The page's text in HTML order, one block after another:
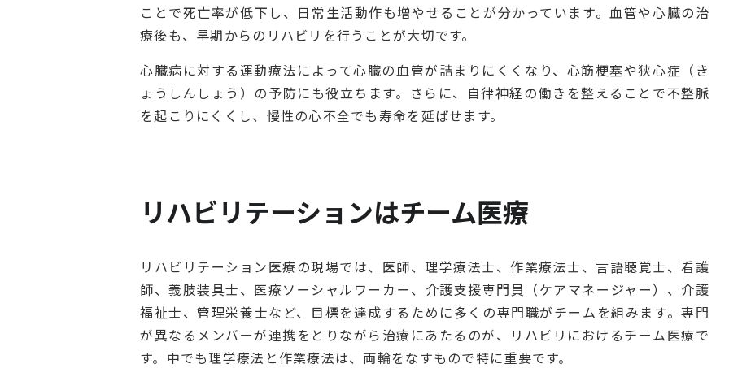
ことで死亡率が低下し、日常生活動作も増やせることが分かっています。血管や心臓の治
療後も、早期からのリハビリを行うことが大切です。
心臓病に対する運動療法によって心臓の血管が詰まりにくくなり、心筋梗塞や狭心症（き
ょうしんしょう）の予防にも役立ちます。さらに、自律神経の働きを整えることで不整脈
を起こりにくくし、慢性の心不全でも寿命を延ばせます。
リハビリテーションはチーム医療
リハビリテーション医療の現場では、医師、理学療法士、作業療法士、言語聴覚士、看護
師、義肢装具士、医療ソーシャルワーカー、介護支援専門員（ケアマネージャー）、介護
福祉士、管理栄養士など、目標を達成するために多くの専門職がチームを組みます。専門
が異なるメンバーが連携をとりながら治療にあたるのが、リハビリにおけるチーム医療で
す。中でも理学療法と作業療法は、両輪をなすもので特に重要です。